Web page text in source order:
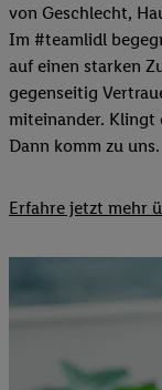
von Geschlecht,
Im #teamlidl
auf einen starken
gegenseitig
miteinander. Klingt
Dann komm zu uns.​
Erfahre jetzt mehr